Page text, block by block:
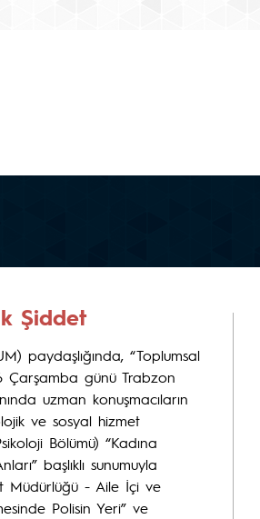
Şiddet
paydaşlığında, “Toplumsal
Çarşamba günü Trabzon
uzman konuşmacıların
ve sosyal hizmet
Bölümü) “Kadına
başlıklı sunumuyla
Müdürlüğü - Aile İçi ve
Polisin Yeri” ve